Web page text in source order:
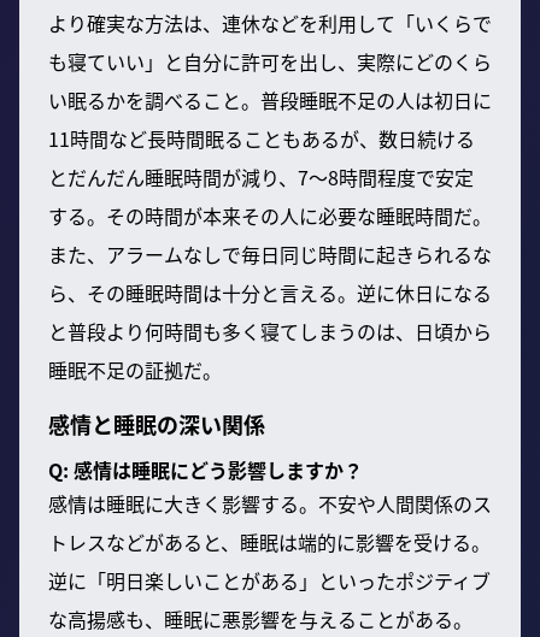
より確実な方法は、連休などを利用して「いくらで
も寝ていい」と自分に許可を出し、実際にどのくら
い眠るかを調べること。普段睡眠不足の人は初日に
11時間など長時間眠ることもあるが、数日続ける
とだんだん睡眠時間が減り、7〜8時間程度で安定
する。その時間が本来その人に必要な睡眠時間だ。
また、アラームなしで毎日同じ時間に起きられるな
ら、その睡眠時間は十分と言える。逆に休日になる
と普段より何時間も多く寝てしまうのは、日頃から
睡眠不足の証拠だ。
感情と睡眠の深い関係
Q: 感情は睡眠にどう影響しますか？
感情は睡眠に大きく影響する。不安や人間関係のス
トレスなどがあると、睡眠は端的に影響を受ける。
逆に「明日楽しいことがある」といったポジティブ
な高揚感も、睡眠に悪影響を与えることがある。